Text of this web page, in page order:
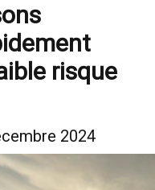
risque
2024